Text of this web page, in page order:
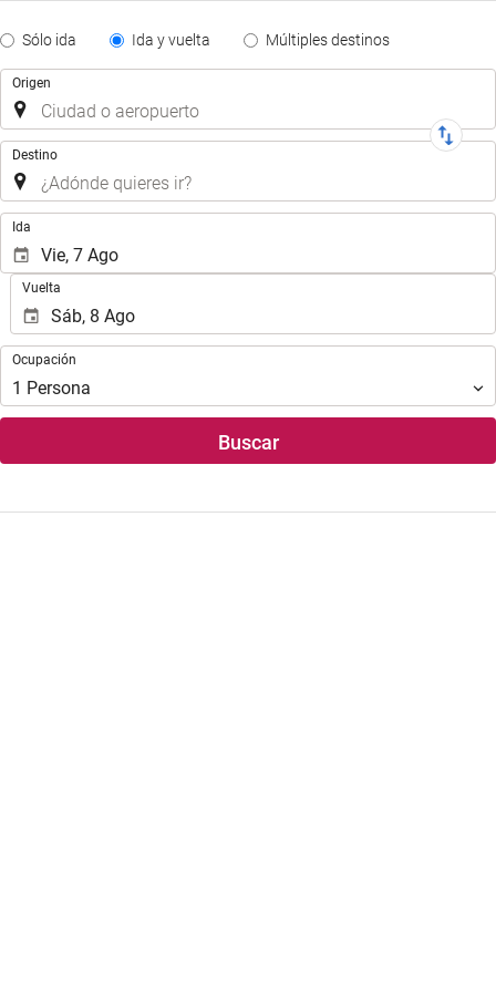
Tipo
Trayecto
Sólo ida Ida y vuelta Múltiples destinos
Trayecto
Origen
Destino
Ida
Vuelta
Ocupación
Ocupación
1 Persona
Buscar